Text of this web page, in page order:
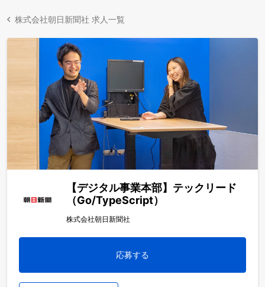
株式会社朝日新聞社 求人一覧
【デジタル事業本部】テックリード
（Go/TypeScript）
株式会社朝日新聞社
応募する